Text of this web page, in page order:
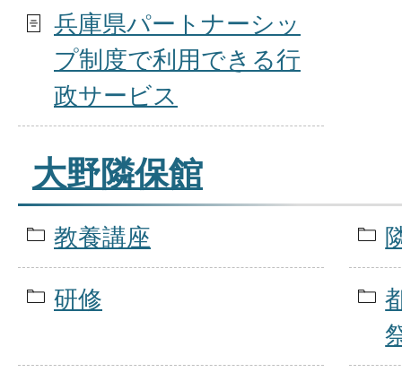
兵庫県パートナーシッ
プ制度で利用できる行
政サービス
大野隣保館
教養講座
研修